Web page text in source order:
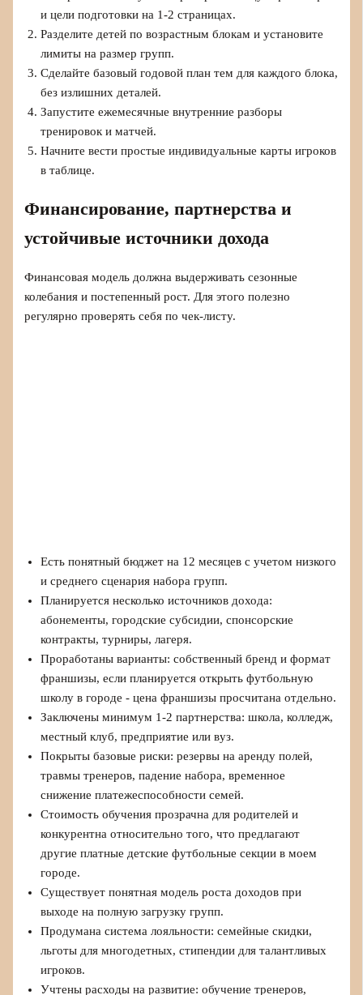
и цели подготовки на 1-2 страницах.
Разделите детей по возрастным блокам и установите
лимиты на размер групп.
Сделайте базовый годовой план тем для каждого блока,
без излишних деталей.
Запустите ежемесячные внутренние разборы
тренировок и матчей.
Начните вести простые индивидуальные карты игроков
в таблице.
Финансирование, партнерства и
устойчивые источники дохода
Финансовая модель должна выдерживать сезонные
колебания и постепенный рост. Для этого полезно
регулярно проверять себя по чек-листу.
Есть понятный бюджет на 12 месяцев с учетом низкого
и среднего сценария набора групп.
Планируется несколько источников дохода:
абонементы, городские субсидии, спонсорские
контракты, турниры, лагеря.
Проработаны варианты: собственный бренд и формат
франшизы, если планируется открыть футбольную
школу в городе - цена франшизы просчитана отдельно.
Заключены минимум 1-2 партнерства: школа, колледж,
местный клуб, предприятие или вуз.
Покрыты базовые риски: резервы на аренду полей,
травмы тренеров, падение набора, временное
снижение платежеспособности семей.
Стоимость обучения прозрачна для родителей и
конкурентна относительно того, что предлагают
другие платные детские футбольные секции в моем
городе.
Существует понятная модель роста доходов при
выходе на полную загрузку групп.
Продумана система лояльности: семейные скидки,
льготы для многодетных, стипендии для талантливых
игроков.
Учтены расходы на развитие: обучение тренеров,